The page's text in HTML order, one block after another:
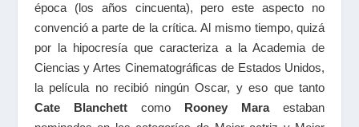
época (los años cincuenta), pero este aspecto no
convenció a parte de la crítica. Al mismo tiempo, quizá
por la hipocresía que caracteriza a la Academia de
Ciencias y Artes Cinematográficas de Estados Unidos,
la película no recibió ningún Oscar, y eso que tanto
Cate Blanchettcomo Rooney Maraestaban